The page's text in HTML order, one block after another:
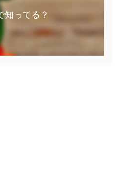
知ってる？